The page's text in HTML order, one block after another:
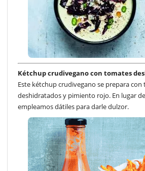
Kétchup crudivegano con tomates
Este kétchup crudivegano se prepara con
deshidratados y pimiento rojo. En lugar
empleamos dátiles para darle dulzor.